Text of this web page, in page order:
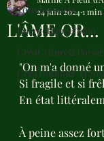
Tous les posts
Énergétique&Soin
CréaCriture&Poésie
CréaTuition&
L'ÂME OR...
24 juin 20241
"On m'a donné
Si fragile et si
En état
À peine assez